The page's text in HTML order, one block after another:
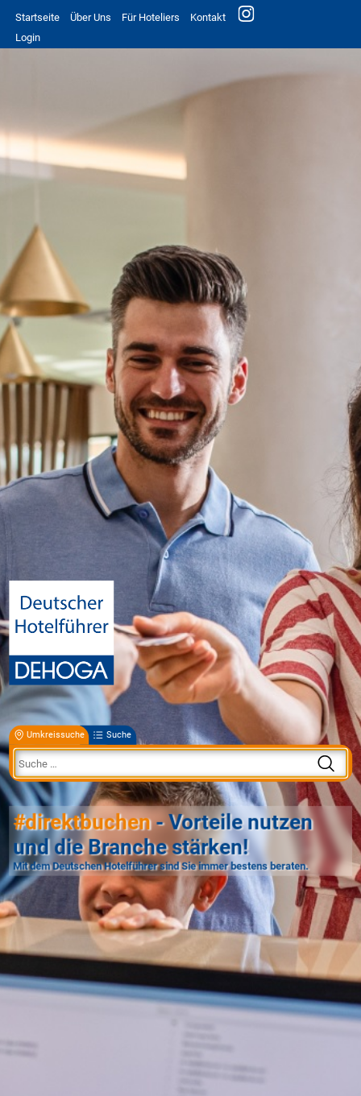
Startseite Über Uns Für Hoteliers
Kontakt
Login
Umkreissuche Suche
#direktbuchen- Vorteile nutzen
und die Branche stärken!
Mit dem Deutschen Hotelführer sind Sie immer bestens beraten.